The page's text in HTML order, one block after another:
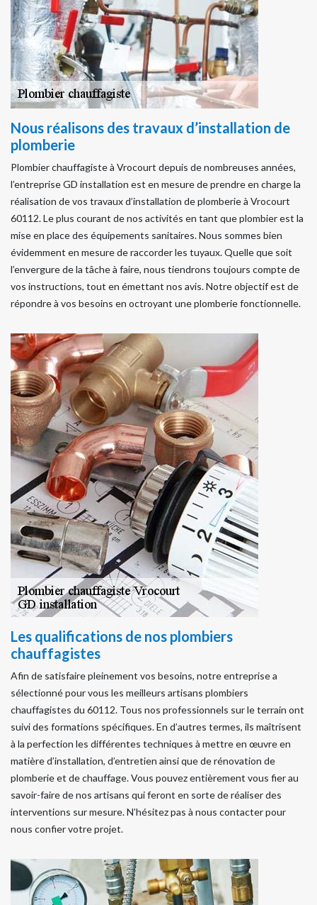
Nous réalisons des travaux d’installation de
plomberie
Plombier chauffagiste à Vrocourt depuis de nombreuses années,
l’entreprise GD installation est en mesure de prendre en charge la
réalisation de vos travaux d’installation de plomberie à Vrocourt
60112. Le plus courant de nos activités en tant que plombier est la
mise en place des équipements sanitaires. Nous sommes bien
évidemment en mesure de raccorder les tuyaux. Quelle que soit
l’envergure de la tâche à faire, nous tiendrons toujours compte de
vos instructions, tout en émettant nos avis. Notre objectif est de
répondre à vos besoins en octroyant une plomberie fonctionnelle.
Les qualifications de nos plombiers
chauffagistes
Afin de satisfaire pleinement vos besoins, notre entreprise a
sélectionné pour vous les meilleurs artisans plombiers
chauffagistes du 60112. Tous nos professionnels sur le terrain ont
suivi des formations spécifiques. En d’autres termes, ils maîtrisent
à la perfection les différentes techniques à mettre en œuvre en
matière d’installation, d’entretien ainsi que de rénovation de
plomberie et de chauffage. Vous pouvez entièrement vous fier au
savoir-faire de nos artisans qui feront en sorte de réaliser des
interventions sur mesure. N’hésitez pas à nous contacter pour
nous confier votre projet.